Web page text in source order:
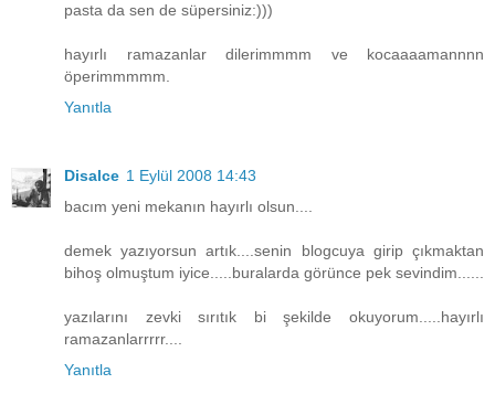
pasta da sen de süpersiniz:)))
hayırlı ramazanlar dilerimmmm ve kocaaaamannnn
öperimmmmm.
Yanıtla
Disalce 1 Eylül 2008 14:43
bacım yeni mekanın hayırlı olsun....
demek yazıyorsun artık....senin blogcuya girip çıkmaktan
bihoş olmuştum iyice.....buralarda görünce pek sevindim......
yazılarını zevki sırıtık bi şekilde okuyorum.....hayırlı
ramazanlarrrrr....
Yanıtla